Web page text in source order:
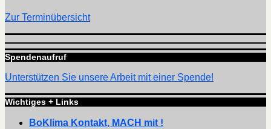
Zur Terminübersicht
Spendenaufruf
Unterstützen Sie unsere Arbeit mit einer Spende!
Wichtiges + Links
BoKlima Kontakt, MACH mit !